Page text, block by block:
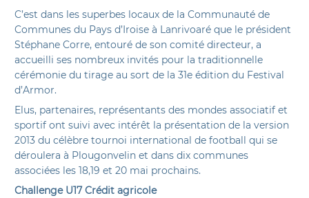
C’est dans les superbes locaux de la Communauté de
Communes du Pays d’Iroise à Lanrivoaré que le président
Stéphane Corre, entouré de son comité directeur, a
accueilli ses nombreux invités pour la traditionnelle
cérémonie du tirage au sort de la 31e édition du Festival
d’Armor.
Elus, partenaires, représentants des mondes associatif et
sportif ont suivi avec intérêt la présentation de la version
2013 du célèbre tournoi international de football qui se
déroulera à Plougonvelin et dans dix communes
associées les 18,19 et 20 mai prochains.
Challenge U17 Crédit agricole